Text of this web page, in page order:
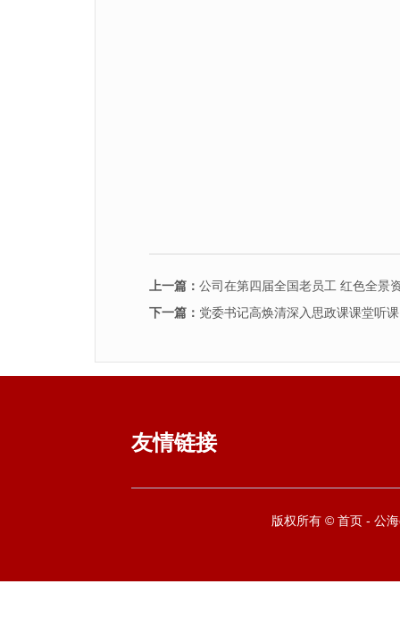
上一篇： 公司在第四届全国老员工 红色全景
下一篇： 党委书记高焕清深入思政课课堂听课
友情链接
版权所有 © 首页 - 公